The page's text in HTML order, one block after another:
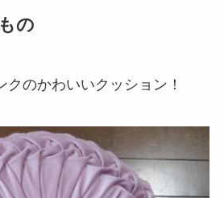
の
クのかわいいクッション！